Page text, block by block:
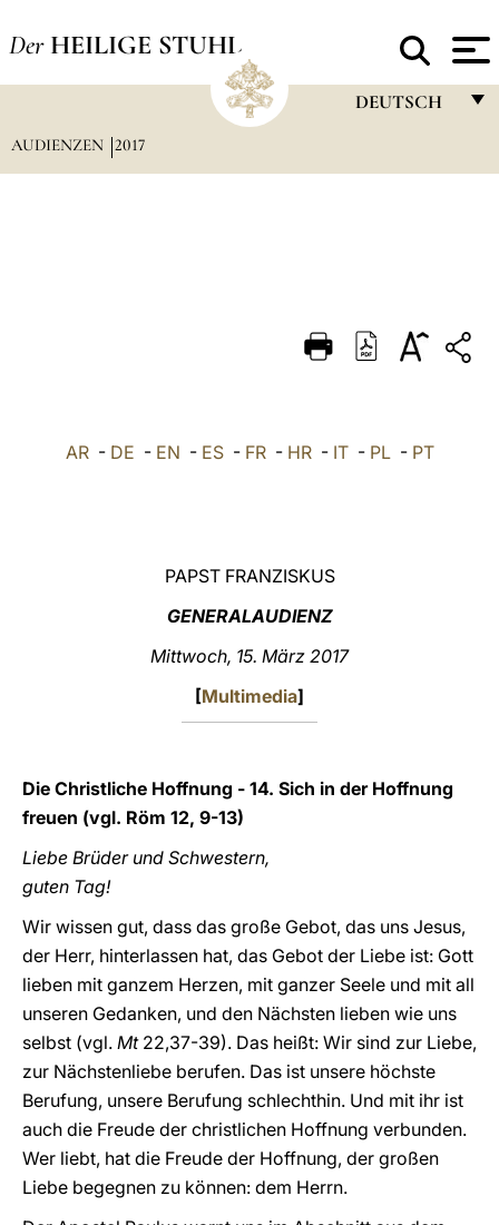
Der HEILIGE STUHL
DEUTSCH
DEUTSCH
العربيّة
AUDIENZEN 2017
AR- DE - EN - ES- FR- HR- IT- PL- PT
PAPST FRANZISKUS
GENERALAUDIENZ
Mittwoch, 15. März 2017
[Multimedia]
Die Christliche Hoffnung - 14. Sich in der Hoffnung
freuen (vgl. Röm 12, 9-13)
Liebe Brüder und Schwestern,
guten Tag!
Wir wissen gut, dass das große Gebot, das uns Jesus,
der Herr, hinterlassen hat, das Gebot der Liebe ist: Gott
lieben mit ganzem Herzen, mit ganzer Seele und mit all
unseren Gedanken, und den Nächsten lieben wie uns
selbst (vgl. Mt22,37-39). Das heißt: Wir sind zur Liebe,
zur Nächstenliebe berufen. Das ist unsere höchste
Berufung, unsere Berufung schlechthin. Und mit ihr ist
auch die Freude der christlichen Hoffnung verbunden.
Wer liebt, hat die Freude der Hoffnung, der großen
Liebe begegnen zu können: dem Herrn.